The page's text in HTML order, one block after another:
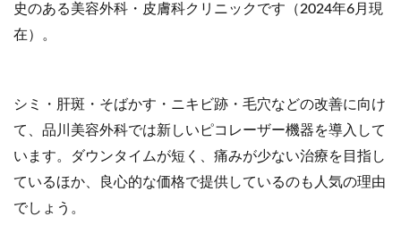
史のある美容外科・皮膚科クリニックです（2024年6月現
在）。
シミ・肝斑・そばかす・ニキビ跡・毛穴などの改善に向け
て、品川美容外科では新しいピコレーザー機器を導入して
います。ダウンタイムが短く、痛みが少ない治療を目指し
ているほか、良心的な価格で提供しているのも人気の理由
でしょう。